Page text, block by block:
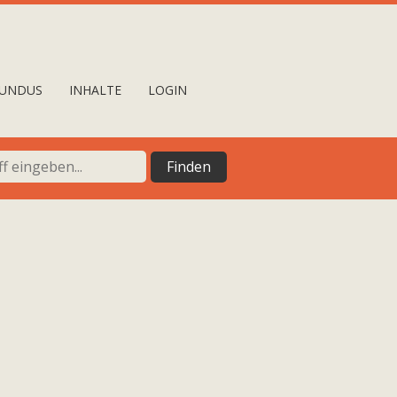
INHALTE LOGIN